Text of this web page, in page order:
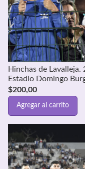
Hinchas de Lavalleja.
Estadio Domingo
$200,00
Agregar al carrito